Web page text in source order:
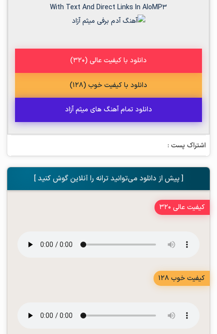
With Text And Direct Links In AloMP3
دانلود با کیفیت عالی (320)
دانلود با کیفیت خوب (128)
دانلود تمام آهنگ های میثم آزاد
اشتراک پست :
[ پیش از دانلود می‌توانید ترانه را آنلاین گوش کنید ]
کیفیت عالی 320
کیفیت خوب 128